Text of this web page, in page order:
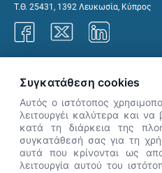
Τ.Θ. 25431, 1392 Λευκωσία, Κύπρος
👋 Καλώς
Πες μου
Συγκατάθεση cookies
Αυτός ο ιστότοπος
λειτουργέι καλύτερα και να
κατά τη διάρκεια της
συγκατάθεσή σας για τη
αυτά που κρίνονται ως
λειτουργία αυτού του